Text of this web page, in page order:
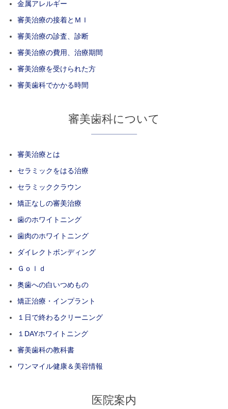
金属アレルギー
審美治療の接着とＭＩ
審美治療の診査、診断
審美治療の費用、治療期間
審美治療を受けられた方
審美歯科でかかる時間
審美歯科について
審美治療とは
セラミックをはる治療
セラミッククラウン
矯正なしの審美治療
歯のホワイトニング
歯肉のホワイトニング
ダイレクトボンディング
Ｇｏｌｄ
奥歯への白いつめもの
矯正治療・インプラント
１日で終わるクリーニング
１DAYホワイトニング
審美歯科の教科書
ワンマイル健康＆美容情報
医院案内